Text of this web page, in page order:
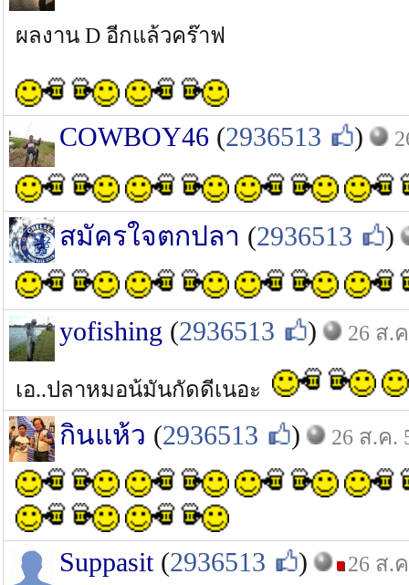
ผลงาน D อีกแล้วคร๊าฟ
COWBOY46 (2936513 )
สมัครใจตกปลา (2936513 )
yofishing (2936513 ) 26 ส.
เอ..ปลาหมอน้มันกัดดีเนอะ
กินแห้ว (2936513 ) 26 ส.ค.
Suppasit(2936513 ) 26 ส.